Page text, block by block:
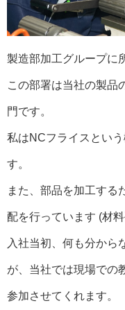
製造部加工グループに
この部署は当社の製品
門です。
私はNCフライスとい
す。
また、部品を加工する
配を行っています (材
入社当初、何も分から
が、当社では現場での
参加させてくれます。